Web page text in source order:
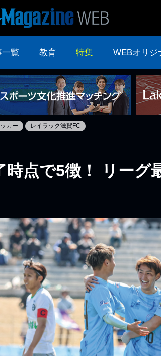
覧 教育 特集 WEBオリジ
カー レイラック滋賀FC
時点で5徴！ リーグ